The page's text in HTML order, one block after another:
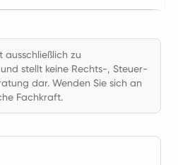
ausschließlich zu
stellt keine Rechts-, Steuer-
dar. Wenden Sie sich an
Fachkraft.